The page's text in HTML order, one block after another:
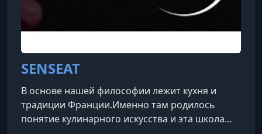
SENSEAT
В основе нашей философии лежит кухня и
традиции Франции.Именно там родилось
понятие кулинарного искусства и эта школа